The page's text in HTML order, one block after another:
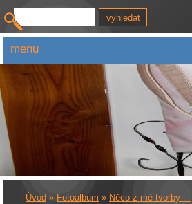
Úvod » Fotoalbum » Něco z mé tvorby----
menu